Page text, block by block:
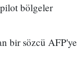
bölgeler
bir sözcü AFP'ye